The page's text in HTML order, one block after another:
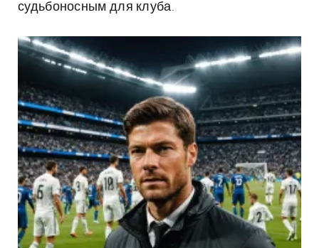
судьбоносным для клуба.